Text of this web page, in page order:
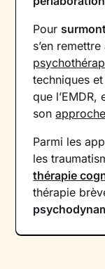
Pour
s’en remettre
techniques
que
son
Parmi les
les
thérapie
thérapie